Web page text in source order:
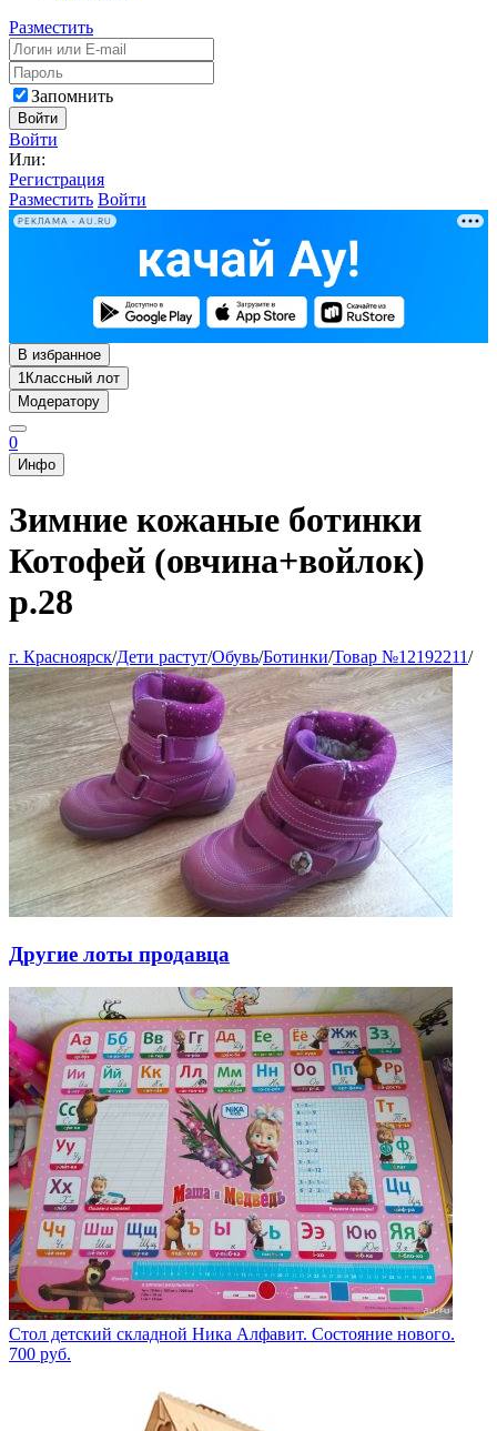
Разместить
Запомнить
Войти
Войти
Или:
Регистрация
Разместить Войти
РЕКЛАМА • AU.RU
В избранное
1Классный лот
Модератору
0
Инфо
Зимние кожаные ботинки
Котофей (овчина+войлок)
р.28
г. Красноярск/Дети растут/Обувь/Ботинки/Товар №12192211/
Другие лоты продавца
Стол детский складной Ника Алфавит. Состояние нового.
700 руб.